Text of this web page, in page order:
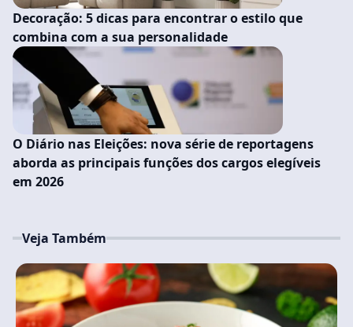
Decoração: 5 dicas para encontrar o estilo que
combina com a sua personalidade
O Diário nas Eleições: nova série de reportagens
aborda as principais funções dos cargos elegíveis
em 2026
Veja Também